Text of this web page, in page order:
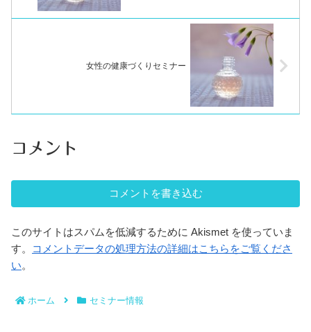
女性の健康づくりセミナー
コメント
コメントを書き込む
このサイトはスパムを低減するために Akismet を使っていま
す。
コメントデータの処理方法の詳細はこちらをご覧くださ
い。
ホーム セミナー情報